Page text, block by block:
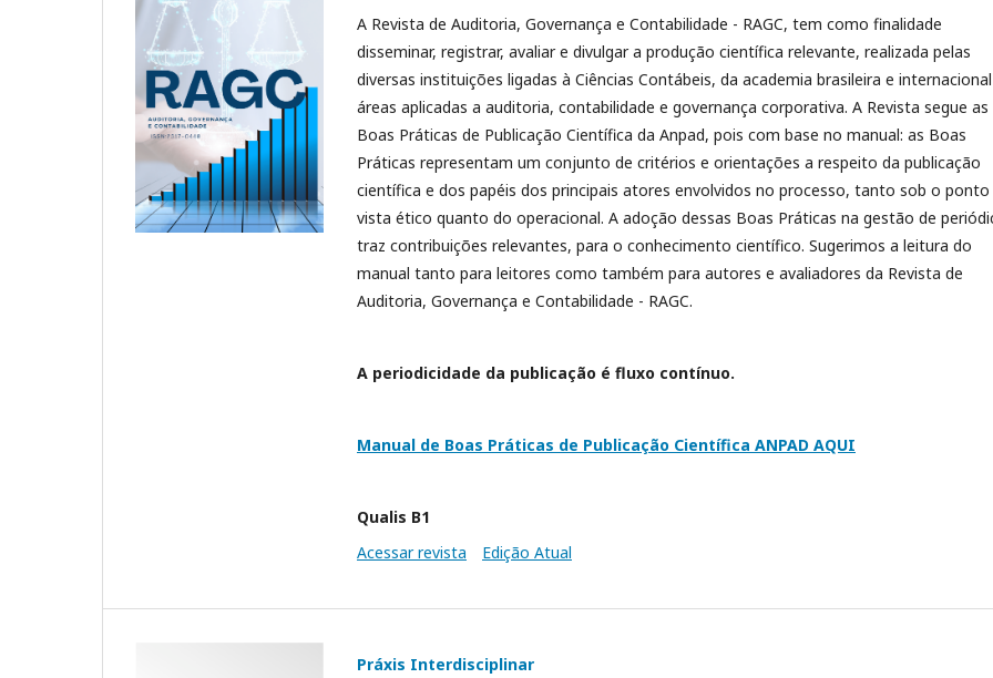
A Revista de Auditoria, Governança e Contabilidade - RAGC, tem como finalidade
disseminar, registrar, avaliar e divulgar a produção científica relevante, realizada pelas
diversas instituições ligadas à Ciências Contábeis, da academia brasileira e
áreas aplicadas a auditoria, contabilidade e governança corporativa. A Revista segue as
Boas Práticas de Publicação Científica da Anpad, pois com base no manual: as Boas
Práticas representam um conjunto de critérios e orientações a respeito da publicação
científica e dos papéis dos principais atores envolvidos no processo, tanto sob o ponto
vista ético quanto do operacional. A adoção dessas Boas Práticas na gestão de
traz contribuições relevantes, para o conhecimento científico. Sugerimos a leitura do
manual tanto para leitores como também para autores e avaliadores da Revista de
Auditoria, Governança e Contabilidade - RAGC.
A periodicidade da publicação é fluxo contínuo.
Manual de Boas Práticas de Publicação Científica ANPAD AQUI
Qualis B1
Acessar revista
Edição Atual
Práxis Interdisciplinar